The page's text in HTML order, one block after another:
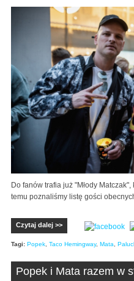
Do fanów trafia już "Młody
temu poznaliśmy listę gości
Czytaj dalej >>
Tagi: Popek Taco Hemingway, Mata
Popek i Mata razem w